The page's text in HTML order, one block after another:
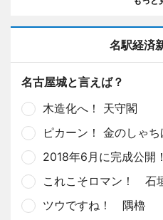
名駅経済
名古屋城と言えば？
木造化へ！ 天守閣
ピカーン！ 金のしゃち
2018年6月に完成公
これこそロマン！ 石
ツウですね！ 隅櫓